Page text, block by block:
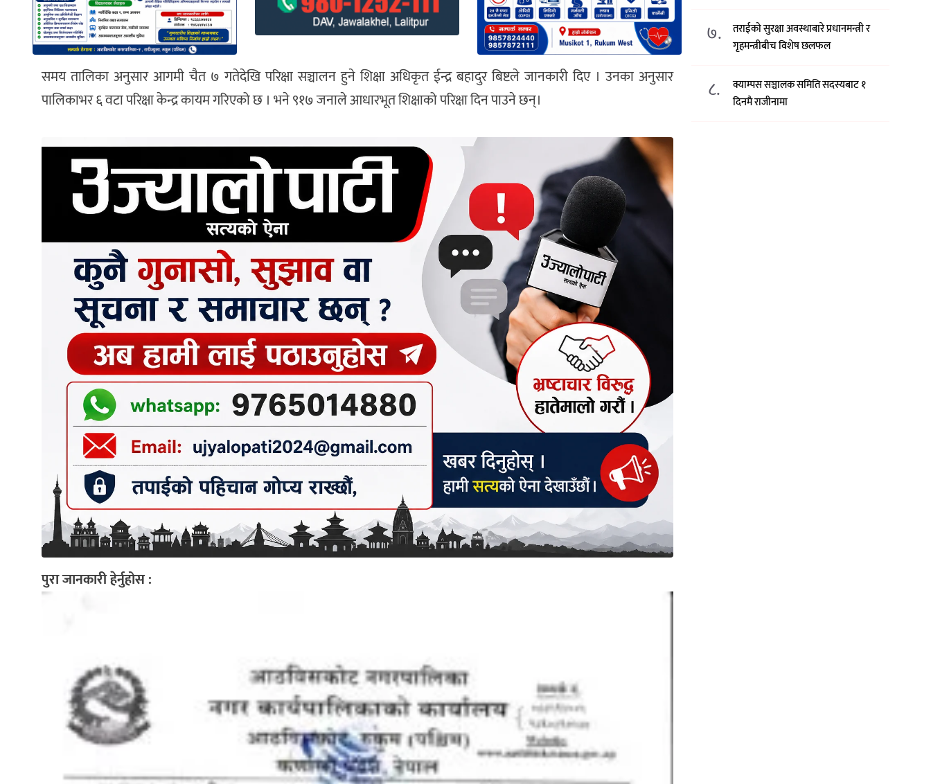
समय तालिका अनुसार आगमी चैत ७ गतेदेखि परिक्षा सञ्चालन हुने शिक्षा अधिकृत ईन्द्र बहादुर बिष्टले जानकारी दिए । उनका अनुसार
पालिकाभर ६ वटा परिक्षा केन्द्र कायम गरिएको छ । भने ९१७ जनाले आधारभूत शिक्षाको परिक्षा दिन पाउने छन्।
पुरा जानकारी हेर्नुहोस :
७.
तराईको सुरक्षा अवस्थाबारे प्रधानमन्त्री र
गृहमन्त्रीबीच विशेष छलफल
८.
क्याम्पस सञ्चालक समिति सदस्यबाट १
दिनमै राजीनामा